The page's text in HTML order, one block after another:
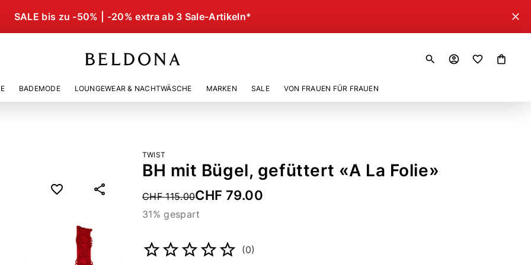
SALE bis zu -50% | -20% extra ab 3 Sale-Artikeln* close
search account_circle shopping_bag
BADEMODE LOUNGEWEAR & NACHTWÄSCHE MARKEN SALE VON FRAUEN FÜR FRAUEN
TWIST
BH mit Bügel, gefüttert «A La Folie»
Price reduced from
CHF 115.00CHF 79.00
31% gespart
(0)